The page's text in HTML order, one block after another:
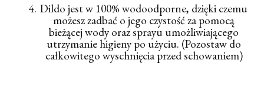
Dildo jest w 100% wodoodporne, dzięki czemu
możesz zadbać o jego czystość za pomocą
bieżącej wody oraz sprayu umożliwiającego
utrzymanie higieny po użyciu. (Pozostaw do
całkowitego wyschnięcia przed schowaniem)